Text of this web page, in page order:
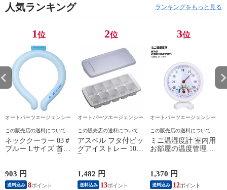
人気ランキング ランキングをもっと見る
1位
オートパーツエージェンシー
この販売店の送料について
ネッククーラー 03＃
ブルー Lサイズ 首ま
L03BL
903 円
送料込み 8
2位
オートパーツエージェンシー
この販売店の送料について
アスベル フタ付ビッ
グアイストレー 10ヶ
1,482 円
送料込み 13
3位
オートパーツエージェンシー
この販売店の送料について
ミニ温湿度計 室内用
お部屋の温度管理
1,370 円
送料込み 12